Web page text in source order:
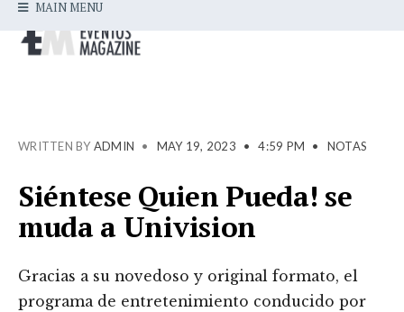
MAIN MENU
WRITTEN BY ADMIN • MAY 19, 2023 • 4:59 PM • NOTAS
Siéntese Quien Pueda! se
muda a Univision
Gracias a su novedoso y original formato, el
programa de entretenimiento conducido por